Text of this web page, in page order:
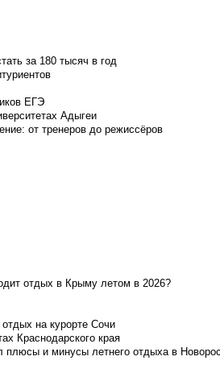
за 180 тысяч в год
ЕГЭ
Адыгеи
от тренеров до режиссёров
отдых в Крыму летом в 2026?
на курорте Сочи
Краснодарского края
и минусы летнего отдыха в